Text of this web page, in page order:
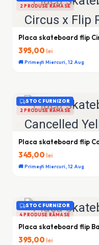
2 PRODUSE RĂMASE
Placa skateboard flip
395,00 lei
🚚 Primești Miercuri, 12 Aug
STOC FURNIZOR
2 PRODUSE RĂMASE
Placa skateboard flip
345,00 lei
🚚 Primești Miercuri, 12 Aug
STOC FURNIZOR
4 PRODUSE RĂMASE
Placa skateboard flip
395,00 lei